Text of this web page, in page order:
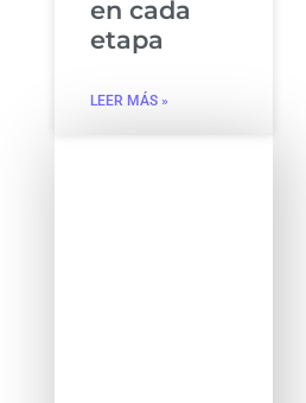
en cada
etapa
LEER MÁS »